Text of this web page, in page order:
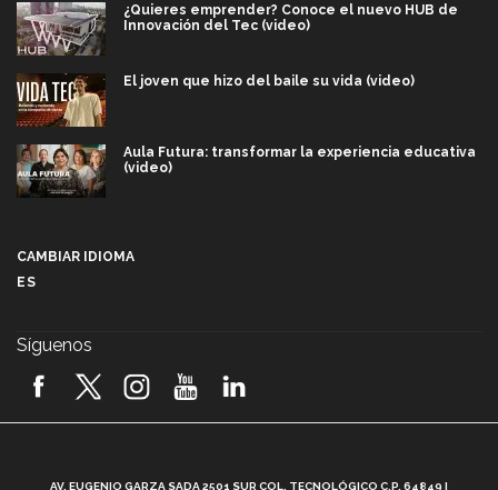
¿Quieres emprender? Conoce el nuevo HUB de
Innovación del Tec (video)
El joven que hizo del baile su vida (video)
Aula Futura: transformar la experiencia educativa
(video)
2026! (video)
CAMBIAR IDIOMA
ES
Síguenos
AV. EUGENIO GARZA SADA 2501 SUR COL. TECNOLÓGICO C.P. 64849 |